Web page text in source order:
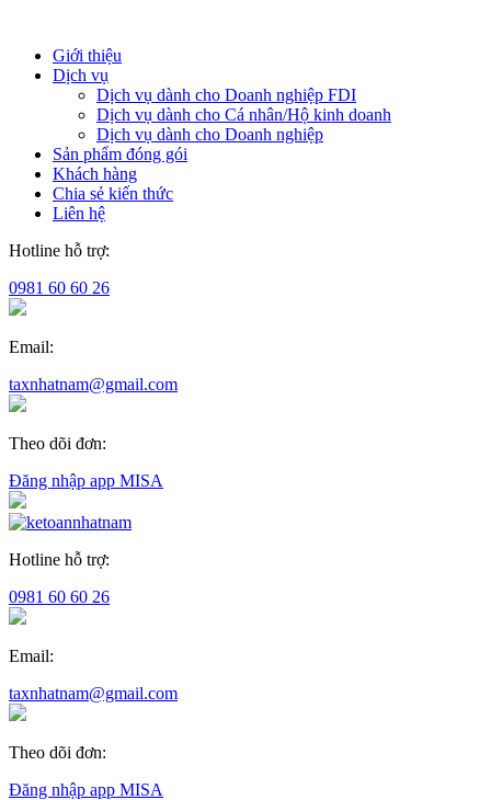
Giới thiệu
Dịch vụ
Dịch vụ dành cho Doanh nghiệp FDI
Dịch vụ dành cho Cá nhân/Hộ kinh doanh
Dịch vụ dành cho Doanh nghiệp
Sản phẩm đóng gói
Khách hàng
Chia sẻ kiến thức
Liên hệ
Hotline hỗ trợ:
0981 60 60 26
Email:
taxnhatnam@gmail.com
Theo dõi đơn:
Đăng nhập app MISA
Hotline hỗ trợ:
0981 60 60 26
Email:
taxnhatnam@gmail.com
Theo dõi đơn:
Đăng nhập app MISA